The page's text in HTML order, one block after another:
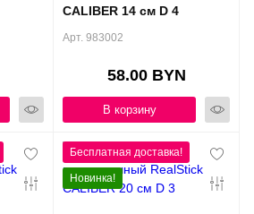
CALIBER 14 см D 4
Арт. 983002
58.00 BYN
В корзину
Новинка!